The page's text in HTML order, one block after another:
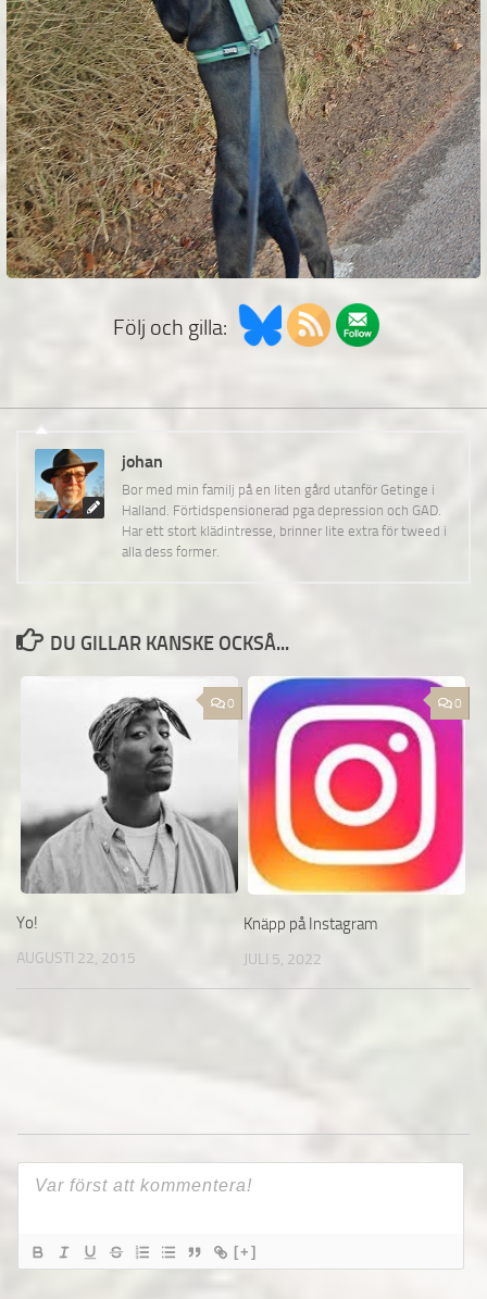
Följ och gilla:
johan
Bor med min familj på en liten gård utanför Getinge i
Halland. Förtidspensionerad pga depression och GAD.
Har ett stort klädintresse, brinner lite extra för tweed i
alla dess former.
DU GILLAR KANSKE OCKSÅ...
0
Yo!
AUGUSTI 22, 2015
0
Knäpp på Instagram
JULI 5, 2022
[+]